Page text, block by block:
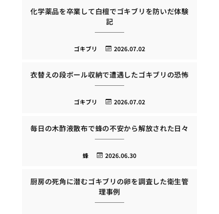
化学薬品を卒業して白檀でゴキブリを防いだ体験
記
2026.07.02
ゴキブリ
衣替えの段ボール収納で遭遇したゴキブリの恐怖
2026.07.02
ゴキブリ
毎日の木酢液散布で蜂の不安から解放された日々
2026.06.30
蜂
厨房の死角に潜むゴキブリの卵を調査した衛生管
理事例